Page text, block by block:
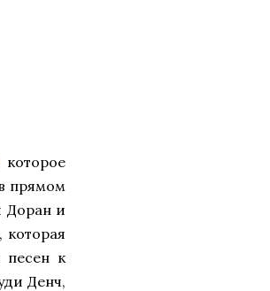
которое
прямом
Доран и
которая
песен к
Денч,